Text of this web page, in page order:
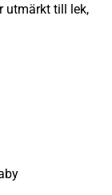
utmärkt till lek,